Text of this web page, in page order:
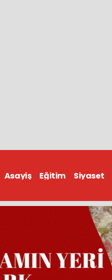
Asayiş Eğitim Siyaset